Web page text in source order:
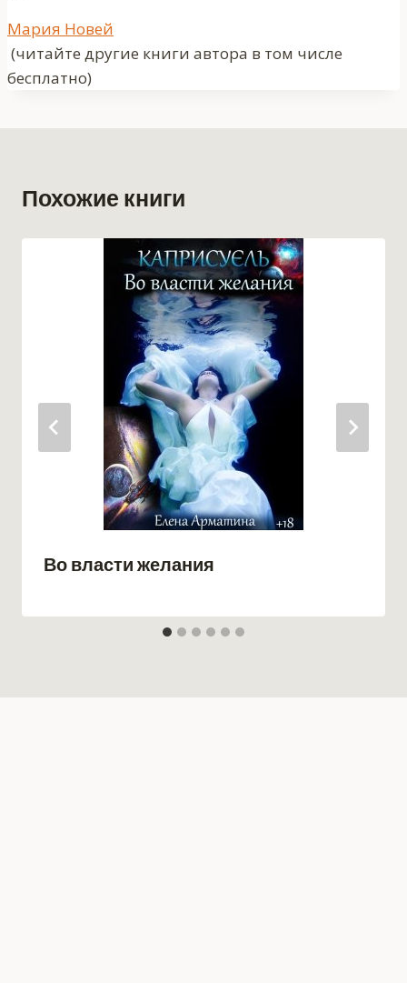
Метки
записи:
Мария Новей
(читайте другие книги автора в том числе
бесплатно)
Похожие книги
Во власти желания